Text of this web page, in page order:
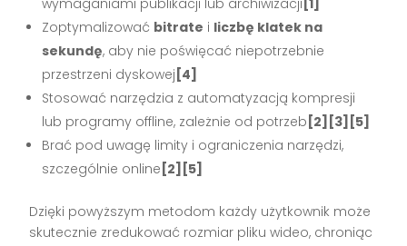
wymaganiami publikacji lub archiwizacji [1]
Zoptymalizować bitrate i liczbę klatek na
sekundę, aby nie poświęcać niepotrzebnie
przestrzeni dyskowej [4]
Stosować narzędzia z automatyzacją kompresji
lub programy offline, zależnie od potrzeb [2][3][5]
Brać pod uwagę limity i ograniczenia narzędzi,
szczególnie online [2][5]
Dzięki powyższym metodom każdy użytkownik może
skutecznie zredukować rozmiar pliku wideo, chroniąc